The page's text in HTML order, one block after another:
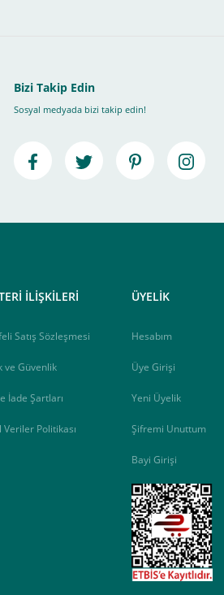
ödeme ile ödemenizi tamamlayabilirsiniz ,
Bizi Takip Edin
Sosyal medyada bizi takip edin!
İLİŞKİLERİ
Satış Sözleşmesi
ve Güvenlik
İade Şartları
Veriler Politikası
ÜYELİK
Hesabım
Üye Girişi
Yeni Üyelik
Şifremi Unuttum
Bayi Girişi